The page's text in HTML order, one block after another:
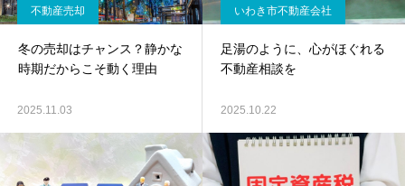
不動産売却
冬の売却はチャンス？静かな
時期だからこそ動く理由
2025.11.03
いわき市不動産会社
足湯のように、心がほぐれる
不動産相談を
2025.10.22